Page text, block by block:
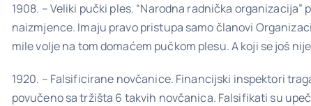
1908. – Veliki pučki ples. “Narodna radnička
naizmjence. Imaju pravo pristupa samo članovi
mile volje na tom domaćem pučkom plesu. A koji se još
1920. – Falsificirane novčanice. Financijski inspektori
povučeno sa tržišta 6 takvih novčanica. Falsifikati su